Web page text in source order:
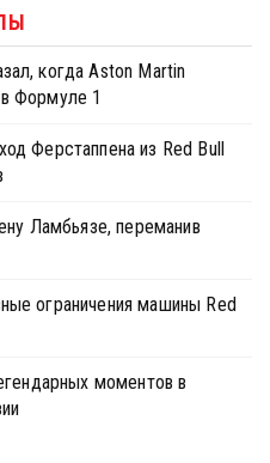
когда Aston Martin
Формуле 1
Ферстаппена из Red Bull
Ламбьязе, переманив
ограничения машины Red
моментов в